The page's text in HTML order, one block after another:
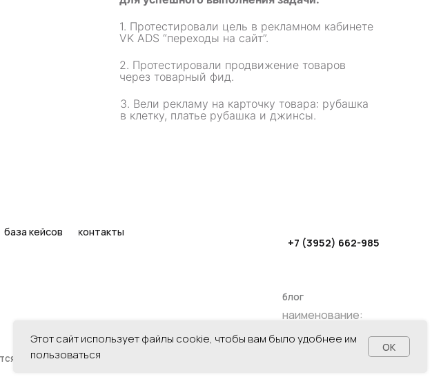
1. Протестировали цель в рекламном кабинете
VK ADS “переходы на сайт”.
2. Протестировали продвижение товаров
через товарный фид.
3. Вели рекламу на карточку товара: рубашка
в клетку, платье рубашка и джинсы.
Этот сайт использует файлы cookie, чтобы вам было удобнее им
пользоваться
OK